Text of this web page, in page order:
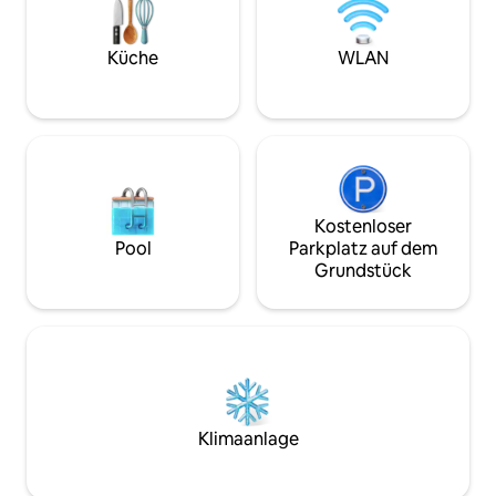
Gäste bietet, aber 2 würden
Bodenmatratzen verwenden. Als
Willkommensgeschenk gebe ich ein
doppelt hohen Fenstern ist unser Loft
Liebe zum Kochen haben wir trotz der
kompakten Größe der Küche dafür
gesorgt, dass sie sehr komplett mit
einem Gasherd, einer Mikrowelle, einem
guten Malbec und eine hausgemachte
„Mercado de San Telmo“ mit vielen
frischen Produkten entfernt.) Das über
eine Wendeltreppe erreichbare
Schlafzimmer im Zwischengeschoss
allen
Gastgeber
um
vegetarisch – und
kurzen
La Boca oder
Nacional
zentral genug für
Buenos Aires. In der Nähe von U-Bahn,
km von der U-
Küche WLAN
Pool
Kostenloser
Parkplatz auf dem
Grundstück
Klimaanlage